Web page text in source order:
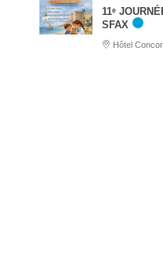
11ᵉ
SFAX
Hôtel